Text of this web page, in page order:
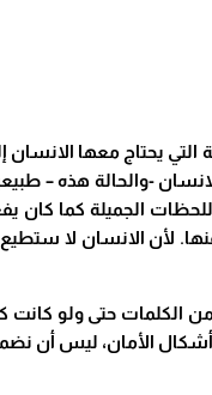
التي يحتاج معها
-والحالة هذه –
الجميلة كما
لأن الانسان لا
من الكلمات حتى ولو كانت
ليس أن نضمن